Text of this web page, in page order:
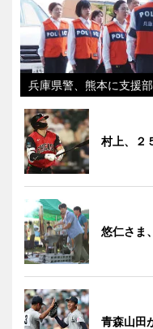
兵庫県警、熊本に支援
村上、２
悠仁さま
青森山田